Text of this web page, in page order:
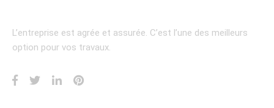
L’entreprise est agrée et assurée. C’est l’une des meilleurs
option pour vos travaux.